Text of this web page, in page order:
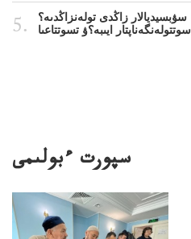
سۋبسيديالار زاڭدى تولەنزاڭدىە؟
سپورت ءبولىمى